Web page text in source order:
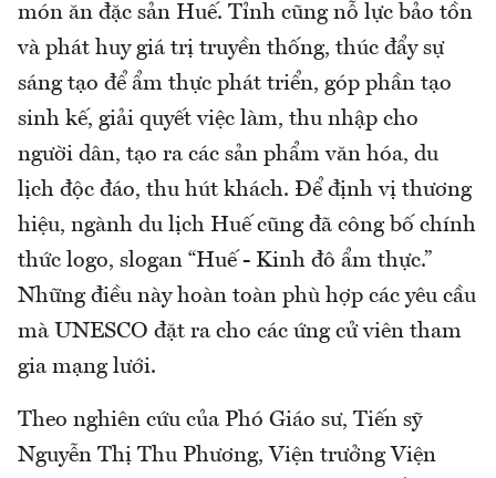
món ăn đặc sản Huế. Tỉnh cũng nỗ lực bảo tồn
và phát huy giá trị truyền thống, thúc đẩy sự
sáng tạo để ẩm thực phát triển, góp phần tạo
sinh kế, giải quyết việc làm, thu nhập cho
người dân, tạo ra các sản phẩm văn hóa, du
lịch độc đáo, thu hút khách. Để định vị thương
hiệu, ngành du lịch Huế cũng đã công bố chính
thức logo, slogan “Huế - Kinh đô ẩm thực.”
Những điều này hoàn toàn phù hợp các yêu cầu
mà UNESCO đặt ra cho các ứng cử viên tham
gia mạng lưới.
Theo nghiên cứu của Phó Giáo sư, Tiến sỹ
Nguyễn Thị Thu Phương, Viện trưởng Viện